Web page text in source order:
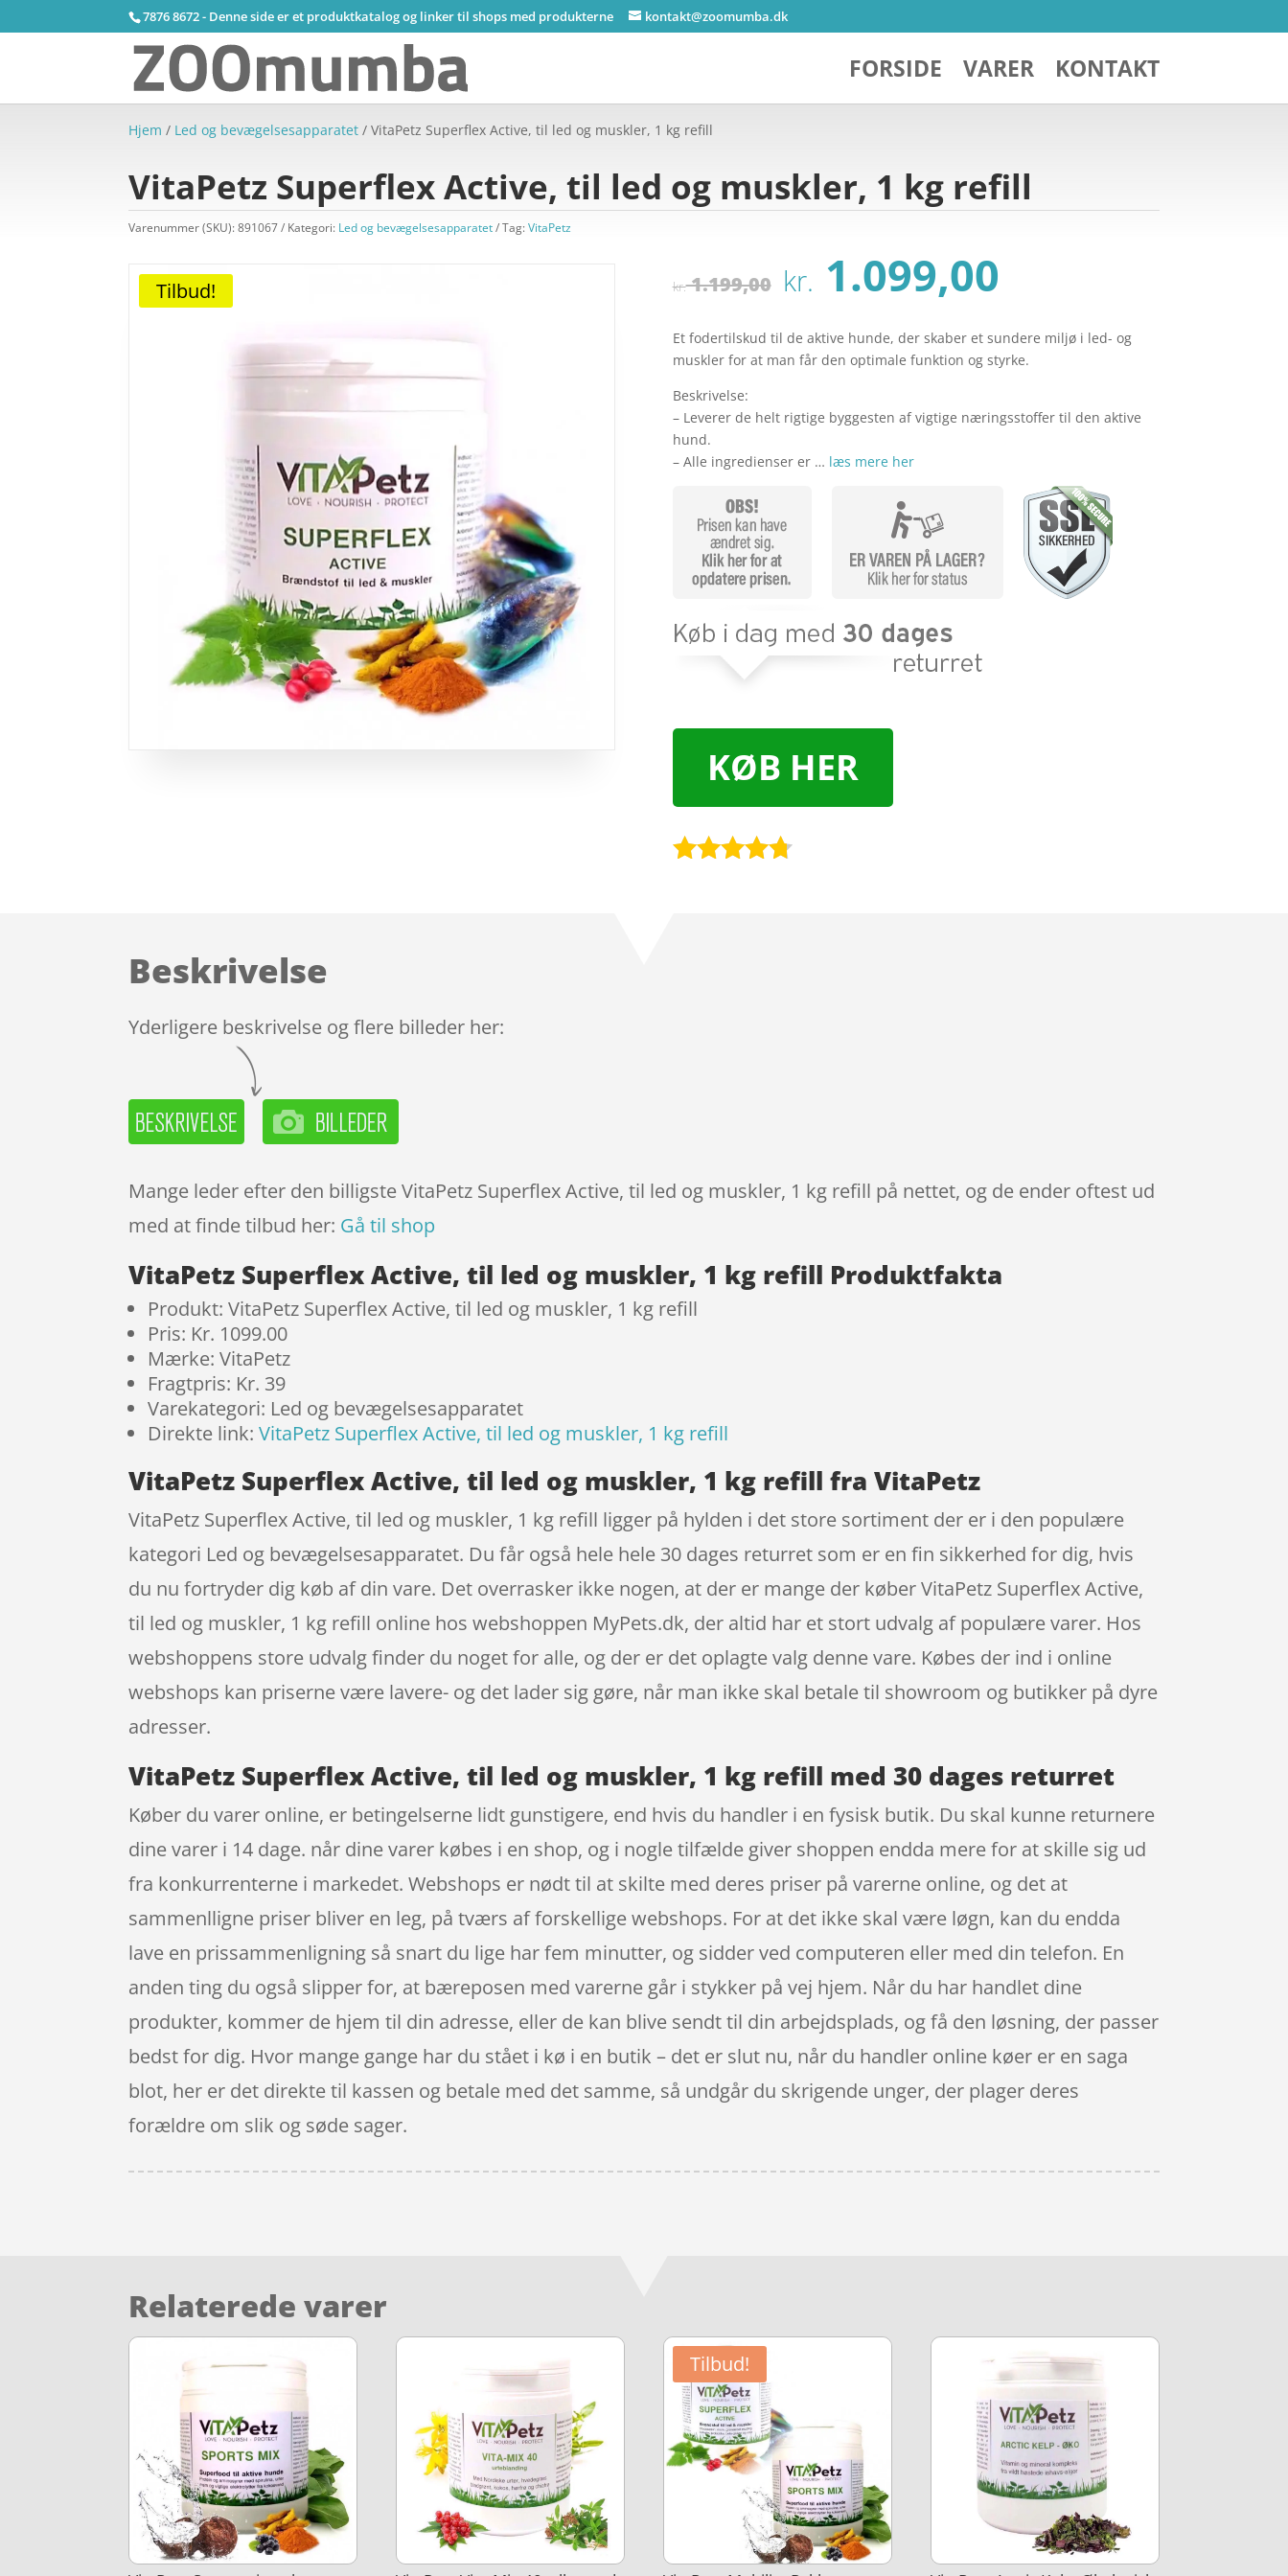
7876 8672 - Denne side er et produktkatalog og linker til shops med produkterne kontakt@zoomumba.dk
FORSIDE VARER KONTAKT
Hjem / Led og bevægelsesapparatet / VitaPetz Superflex Active, til led og muskler, 1 kg refill
VitaPetz Superflex Active, til led og muskler, 1 kg refill
Varenummer (SKU):891067 Kategori: Led og bevægelsesapparatet Tag:VitaPetz
Tilbud! kr.1.199,00 Den
oprindelige
pris
var:
kr. 1.199,00.
kr. 1.099,00
pris
er:
kr. 1.099,00.
Et fodertilskud til de aktive hunde, der skaber et sundere miljø i led- og
muskler for at man får den optimale funktion og styrke.
Beskrivelse:
– Leverer de helt rigtige byggesten af vigtige næringsstoffer til den aktive
hund.
– Alle ingredienser er … læs mere her
KØB HER
Beskrivelse
Yderligere beskrivelse og flere billeder her:
Mange leder efter den billigste VitaPetz Superflex Active, til led og muskler, 1 kg refill på nettet, og de ender oftest ud
med at finde tilbud her: Gå til shop
VitaPetz Superflex Active, til led og muskler, 1 kg refill Produktfakta
Produkt: VitaPetz Superflex Active, til led og muskler, 1 kg refill
Pris: Kr. 1099.00
Mærke: VitaPetz
Fragtpris: Kr. 39
Varekategori: Led og bevægelsesapparatet
Direkte link:VitaPetz Superflex Active, til led og muskler, 1 kg refill
VitaPetz Superflex Active, til led og muskler, 1 kg refill fra VitaPetz
VitaPetz Superflex Active, til led og muskler, 1 kg refill ligger på hylden i det store sortiment der er i den populære
kategori Led og bevægelsesapparatet. Du får også hele hele 30 dages returret som er en fin sikkerhed for dig, hvis
du nu fortryder dig køb af din vare. Det overrasker ikke nogen, at der er mange der køber VitaPetz Superflex Active,
til led og muskler, 1 kg refill online hos webshoppen MyPets.dk, der altid har et stort udvalg af populære varer. Hos
webshoppens store udvalg finder du noget for alle, og der er det oplagte valg denne vare. Købes der ind i online
webshops kan priserne være lavere- og det lader sig gøre, når man ikke skal betale til showroom og butikker på dyre
adresser.
VitaPetz Superflex Active, til led og muskler, 1 kg refill med 30 dages returret
Køber du varer online, er betingelserne lidt gunstigere, end hvis du handler i en fysisk butik. Du skal kunne returnere
dine varer i 14 dage. når dine varer købes i en shop, og i nogle tilfælde giver shoppen endda mere for at skille sig ud
fra konkurrenterne i markedet. Webshops er nødt til at skilte med deres priser på varerne online, og det at
sammenlligne priser bliver en leg, på tværs af forskellige webshops. For at det ikke skal være løgn, kan du endda
lave en prissammenligning så snart du lige har fem minutter, og sidder ved computeren eller med din telefon. En
anden ting du også slipper for, at bæreposen med varerne går i stykker på vej hjem. Når du har handlet dine
produkter, kommer de hjem til din adresse, eller de kan blive sendt til din arbejdsplads, og få den løsning, der passer
bedst for dig. Hvor mange gange har du stået i kø i en butik – det er slut nu, når du handler online køer er en saga
blot, her er det direkte til kassen og betale med det samme, så undgår du skrigende unger, der plager deres
forældre om slik og søde sager.
Relaterede varer
Tilbud!